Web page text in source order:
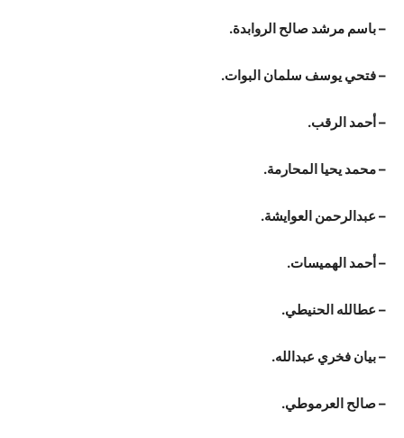
– باسم مرشد صالح الروابدة.
– فتحي يوسف سلمان البوات.
– أحمد الرقب.
– محمد يحيا المحارمة.
– عبدالرحمن العوايشة.
– أحمد الهميسات.
– عطالله الحنيطي.
– بيان فخري عبدالله.
– صالح العرموطي.